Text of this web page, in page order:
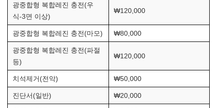
광중합형 복합레진 충전(우
식-3면 이상)
₩120,000
광중합형 복합레진 충전(마모) ₩80,000
광중합형 복합레진 충전(파절
등)
₩120,000
치석제거(전악) ₩50,000
진단서(일반) ₩20,000